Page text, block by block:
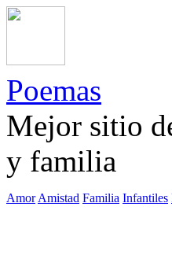
Poemas
Mejor sitio
y familia
Amor Amistad Familia Infantiles